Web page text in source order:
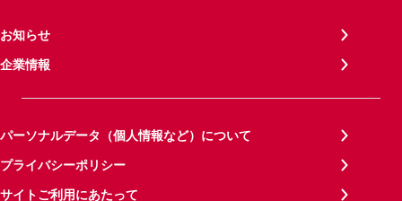
お知らせ
企業情報
パーソナルデータ（個人情報など）について
プライバシーポリシー
サイトご利用にあたって